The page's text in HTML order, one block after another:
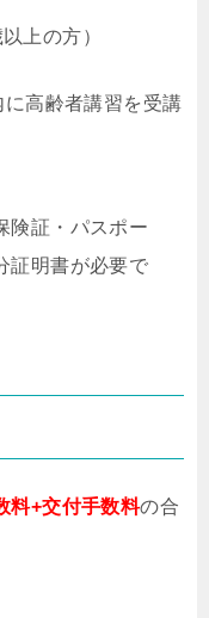
上の方）
高齢者講習を受講
険証・パスポー
証明書が必要で
料+交付手数料の合